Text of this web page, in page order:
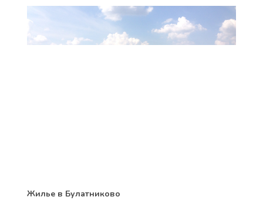
Жилье в Булатниково